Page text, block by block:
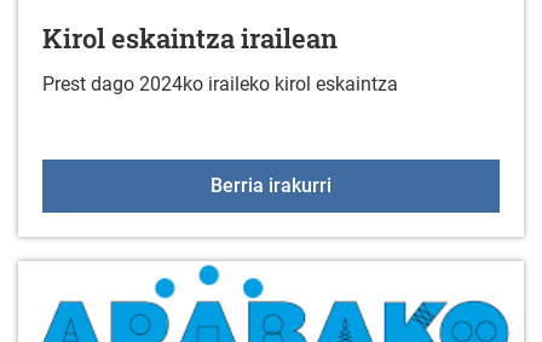
Kirol eskaintza irailean
Prest dago 2024ko iraileko kirol eskaintza
Berria irakurri